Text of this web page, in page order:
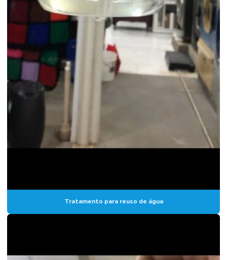
Tratamento para reuso de água